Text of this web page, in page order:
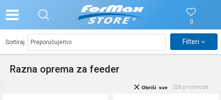
0
Razna oprema za feeder
Sortiraj Filteri
226 proizvoda
Obriši sve